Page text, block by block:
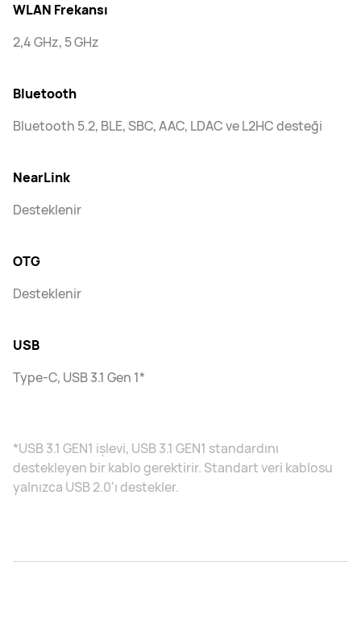
WLAN Frekansı
2,4 GHz, 5 GHz
Bluetooth
Bluetooth 5.2, BLE, SBC, AAC, LDAC ve L2HC desteği
NearLink
Desteklenir
OTG
Desteklenir
USB
Type-C, USB 3.1 Gen 1*
*USB 3.1 GEN1 işlevi, USB 3.1 GEN1 standardını
destekleyen bir kablo gerektirir. Standart veri kablosu
yalnızca USB 2.0'ı destekler.